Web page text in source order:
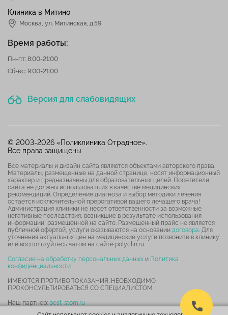
Клиника в Митино
Москва, ул. Митинская, д.59
Время работы:
Пн-пт: 8:00-21:00
Сб-вс: 9:00-21:00
Версия для слабовидящих
© 2003-2026 «Поликлиника Отрадное».
Все права защищены
Все материалы и дизайн сайта являются объектами авторского права.
Материалы, размещенные на данной странице, носят информационный
характер и предназначены для образовательных целей. Посетители
сайта не должны использовать их в качестве медицинских
рекомендаций. Определение диагноза и выбор методики лечения
остается исключительной прерогативой вашего лечащего врача!
Администрация клиники не несет ответственности за возможные
негативные последствия, возникшие в результате использования
информации, размещенной на сайте. Размещенный прайс не является
публичной офертой, услуги оказываются на основании договора . Для
уточнения актуальных цен на медицинские услуги позвоните в клинику
или воспользуйтесь чатом на сайте polyclin.ru
Согласие на обработку персональных данных и Политика
конфиденциальности
ИМЕЮТСЯ ПРОТИВОПОКАЗАНИЯ. НЕОБХОДИМО
ПРОКОНСУЛЬТИРОВАТЬСЯ СО СПЕЦИАЛИСТОМ
Наш партнер: best-stom.ru